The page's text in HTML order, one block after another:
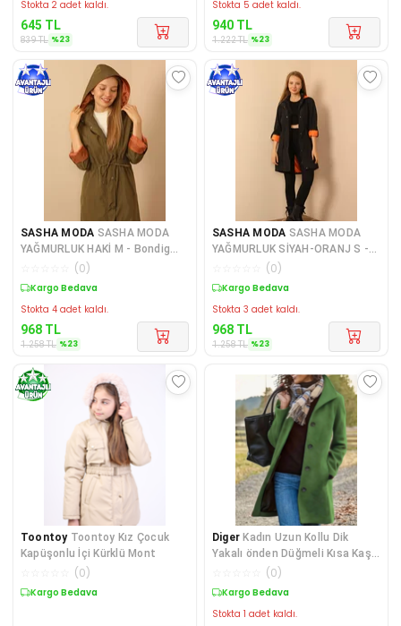
Stokta 2 adet kaldı.
645 TL
839TL %23
Stokta 5 adet kaldı.
940 TL
1.222TL %23
SASHA MODA SASHA MODA
YAĞMURLUK HAKİ M - Bondig
Kumaş Kapşonlu Uzun Kadın Ya
(0)
Sepette %23 İndirim
Stokta 4 adet kaldı.
968 TL
1.258TL %23
SASHA MODA SASHA MODA
YAĞMURLUK SİYAH-ORANJ S -
Bondig Kumaş Kapşonlu Uzun K
(0)
Sepette %23 İndirim
Stokta 3 adet kaldı.
968 TL
1.258TL %23
Toontoy Toontoy Kız Çocuk
Kapüşonlu İçi Kürklü Mont
(0)
Kargo Bedava
Diger Kadın Uzun Kollu Dik
Yakalı önden Düğmeli Kısa Kaşe
(0)
Kargo Bedava
Stokta 1 adet kaldı.